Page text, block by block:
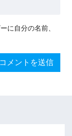
に自分の名前、